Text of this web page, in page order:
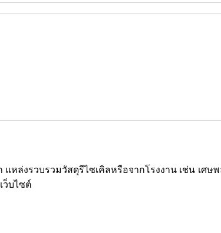
หล่งรวบรวมวัสดุรีไซเคิลหรือจากโรงงาน เช่น เศ
ว็บไซต์